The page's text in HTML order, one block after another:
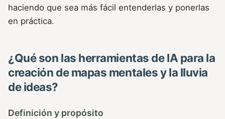
haciendo que sea más fácil entenderlas y ponerlas
en práctica.
¿Qué son las herramientas de IA para la
creación de mapas mentales y la lluvia
de ideas?
Definición y propósito